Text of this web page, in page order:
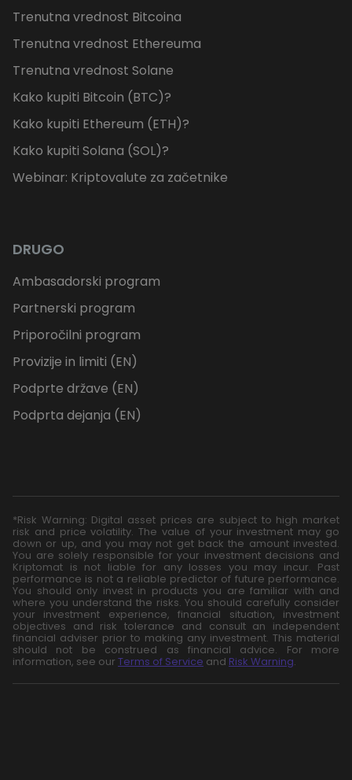
Trenutna vrednost Bitcoina
Trenutna vrednost Ethereuma
Trenutna vrednost Solane
Kako kupiti Bitcoin (BTC)?
Kako kupiti Ethereum (ETH)?
Kako kupiti Solana (SOL)?
Webinar: Kriptovalute za začetnike
DRUGO
Ambasadorski program
Partnerski program
Priporočilni program
Provizije in limiti (EN)
Podprte države (EN)
Podprta dejanja (EN)
*Risk Warning: Digital asset prices are subject to high market
risk and price volatility. The value of your investment may go
down or up, and you may not get back the amount invested.
You are solely responsible for your investment decisions and
Kriptomat is not liable for any losses you may incur. Past
performance is not a reliable predictor of future performance.
You should only invest in products you are familiar with and
where you understand the risks. You should carefully consider
your investment experience, financial situation, investment
objectives and risk tolerance and consult an independent
financial adviser prior to making any investment. This material
should not be construed as financial advice. For more
information, see our Terms of Service and Risk Warning.